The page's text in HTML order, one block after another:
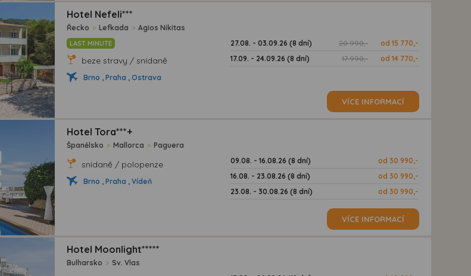
Hotel Nefeli***
Řecko > Lefkada > Agios Nikitas
LAST MINUTE
beze stravy / snídaně
Brno , Praha , Ostrava
27.08. - 03.09.26 (8 dní) 20 990,-
od 15 770,-
17.09. - 24.09.26 (8 dní)
17 990,- od 14 770,-
VÍCE INFORMACÍ
Hotel Tora***+
Španělsko > Mallorca > Paguera
snídaně / polopenze
Brno , Praha , Vídeň
09.08. - 16.08.26 (8 dní)
od 30 990,-
16.08. - 23.08.26 (8 dní)
od 30 990,-
23.08. - 30.08.26 (8 dní)
od 30 990,-
VÍCE INFORMACÍ
Hotel Moonlight*****
Bulharsko > Sv. Vlas